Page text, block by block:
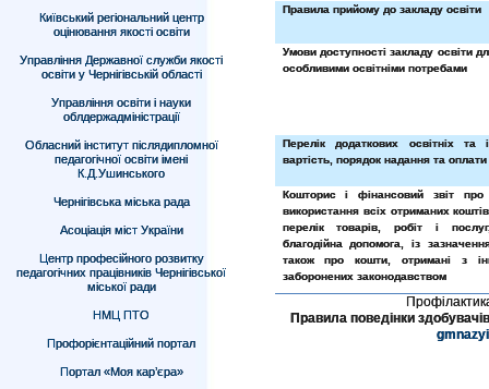
Київський регіональний центр
оцінювання якості освіти
Управління Державної служби якості
освіти у Чернігівській області
Управління освіти і науки
облдержадміністрації
Обласний інститут післядипломної
педагогічної освіти імені
К.Д.Ушинського
Чернігівська міська рада
Асоціація міст України
Центр професійного розвитку
педагогічних працівників Чернігівської
міської ради
НМЦ ПТО
Профорієнтаційний портал
Портал «Моя кар’єра»
Правила прийому до закладу освіти
Умови доступності закладу освіти
особливими освітніми потребами
Перелік додаткових освітніх та
вартість, порядок надання та оплати
Кошторис і фінансовий звіт
використання всіх отриманих
перелік товарів, робіт і
благодійна допомога, із
також про кошти, отримані з
заборонених законодавством
Правила поведінки